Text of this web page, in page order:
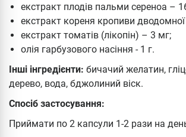
екстракт плодів пальми сереноа –
екстракт кореня кропиви
екстракт томатів (лікопін) – 3 мг;
олія гарбузового насіння - 1 г.
Інші інгредієнти: бичачий желатин,
дерево, вода, бджолиний віск.
Спосіб застосування:
Приймати по 2 капсули 1-2 рази на